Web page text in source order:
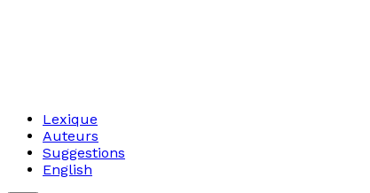
Lexique
Auteurs
Suggestions
English